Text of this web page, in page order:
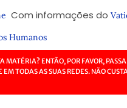
Com informações do
Humanos
MATÉRIA? ENTÃO, POR FAVOR,
EM TODAS AS SUAS REDES. NÃO